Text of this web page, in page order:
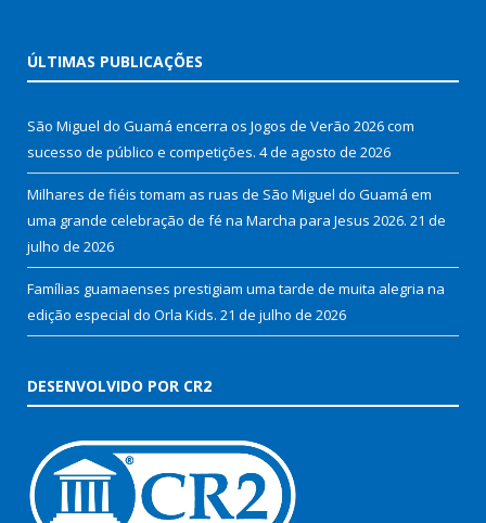
ÚLTIMAS PUBLICAÇÕES
São Miguel do Guamá encerra os Jogos de Verão 2026 com
sucesso de público e competições. 4 de agosto de 2026
Milhares de fiéis tomam as ruas de São Miguel do Guamá em
uma grande celebração de fé na Marcha para Jesus 2026. 21 de
julho de 2026
Famílias guamaenses prestigiam uma tarde de muita alegria na
edição especial do Orla Kids. 21 de julho de 2026
DESENVOLVIDO POR CR2